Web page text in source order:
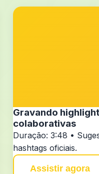
Gravando
colaborativas
Duração: 3:48 •
hashtags oficiais.
Assistir agora